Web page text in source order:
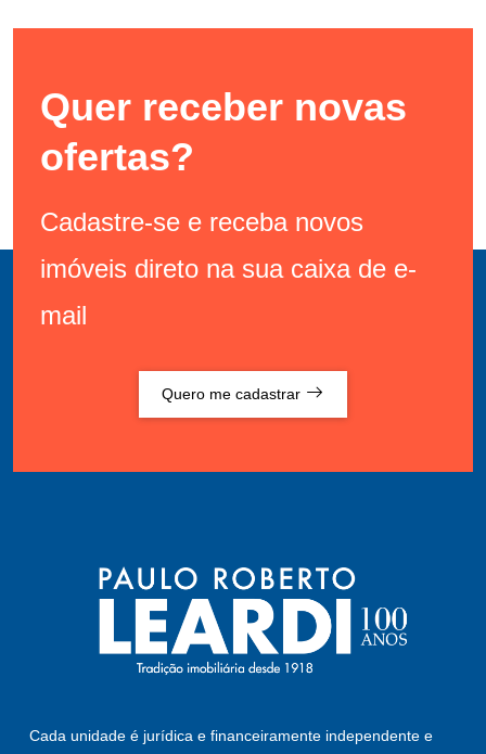
Quer receber novas
ofertas?
Cadastre-se e receba novos
imóveis direto na sua caixa de e-
mail
Quero me cadastrar
Cada unidade é jurídica e financeiramente independente e